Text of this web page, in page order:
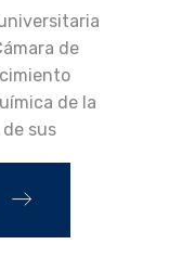
de
de la
sus